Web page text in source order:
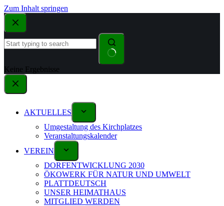
Zum Inhalt springen
Keine Ergebnisse
AKTUELLES
Umgestaltung des Kirchplatzes
Veranstaltungskalender
VEREIN
DORFENTWICKLUNG 2030
ÖKOWERK FÜR NATUR UND UMWELT
PLATTDEUTSCH
UNSER HEIMATHAUS
MITGLIED WERDEN